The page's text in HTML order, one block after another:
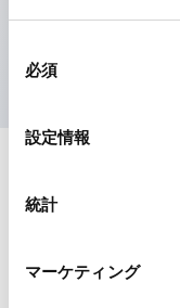
必須
設定情報
統計
マーケティング
操作レバーをセン
ドキュメントと
カタログ CAD